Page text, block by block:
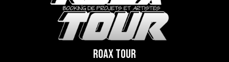
ROAX TOUR